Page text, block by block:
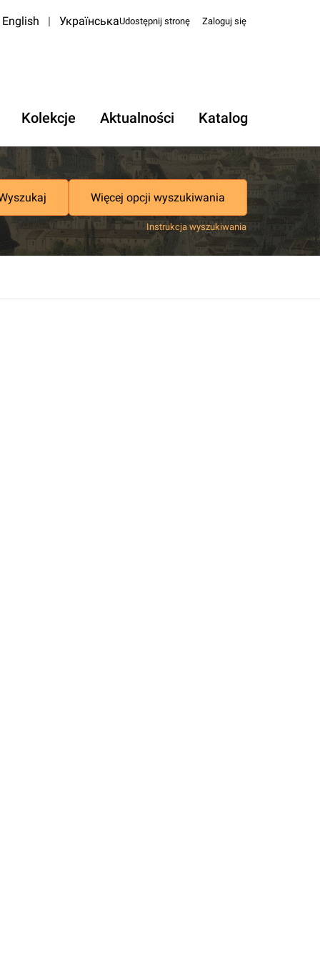
English | УкраїнськаUdostępnij stronę Zaloguj się
Kolekcje Aktualności Katalog
Więcej opcji wyszukiwania
Instrukcja wyszukiwania